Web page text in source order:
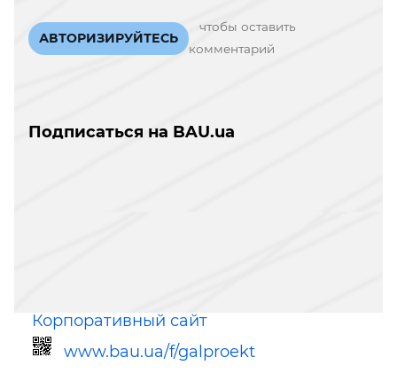
АВТОРИЗИРУЙТЕСЬ
чтобы оставить
комментарий
Подписаться на BAU.ua
Корпоративный сайт
www.bau.ua/f/galproekt